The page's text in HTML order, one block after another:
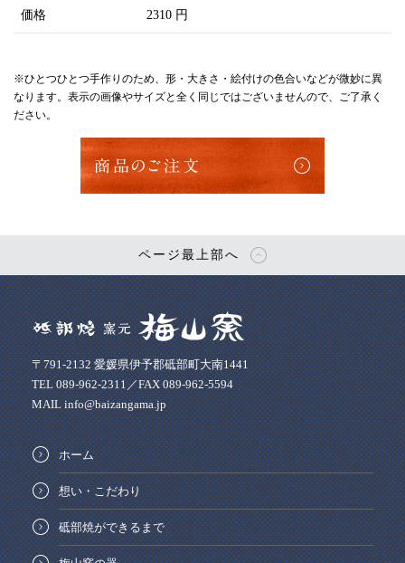
価格 2310 円
※ひとつひとつ手作りのため、形・大きさ・絵付けの色合いなどが微妙に異
なります。表示の画像やサイズと全く同じではございませんので、ご了承く
ださい。
商品のご注文
ページ最上部へ
〒791-2132 愛媛県伊予郡砥部町大南1441
TEL 089-962-2311／FAX 089-962-5594
MAIL info@baizangama.jp
ホーム
想い・こだわり
砥部焼ができるまで